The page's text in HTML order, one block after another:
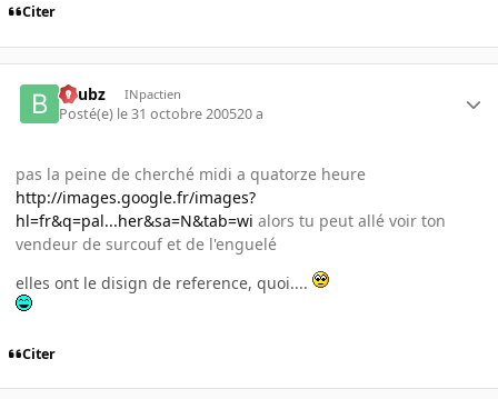
Citer
beubz INpactien
Posté(e) le 31 octobre 200520 a
pas la peine de cherché midi a quatorze heure
http://images.google.fr/images?
hl=fr&q=pal...her&sa=N&tab=wi alors tu peut allé voir ton
vendeur de surcouf et de l'enguelé
elles ont le disign de reference, quoi....
Citer